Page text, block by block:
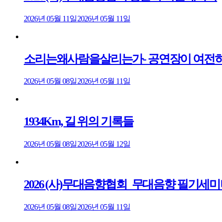
2026년 05월 11일2026년 05월 11일
소리는왜사람을살리는가- 공연장이 여전
2026년 05월 08일2026년 05월 11일
1934Km, 길 위의 기록들
2026년 05월 08일2026년 05월 12일
2026 (사)무대음향협회_무대음향 필기세
2026년 05월 08일2026년 05월 11일